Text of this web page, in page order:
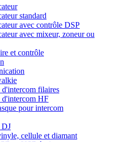
standard
avec contrôle DSP
avec mixeur, zoneur ou
et contrôle
d'intercom filaires
d'intercom HF
pour intercom
DJ
cellule et diamant